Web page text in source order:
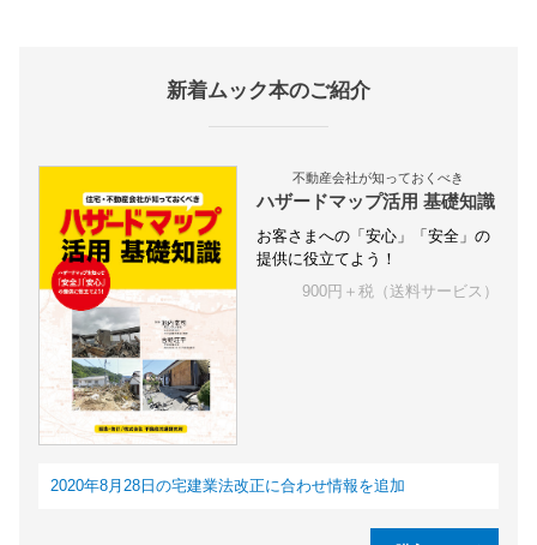
新着ムック本のご紹介
不動産会社が知っておくべき
ハザードマップ活用 基礎知識
お客さまへの「安心」「安全」の
提供に役立てよう！
900円＋税（送料サービス）
2020年8月28日の宅建業法改正に合わせ情報を追加